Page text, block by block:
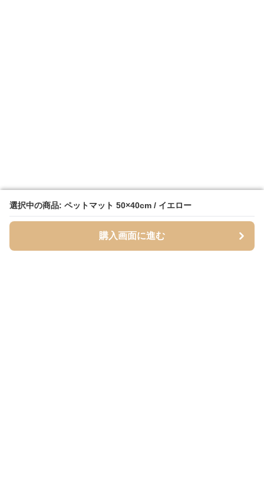
選択中の商品: ペットマット 50×40cm / イエロー
購入画面に進む
選択中の商品: ペットマット 50×40cm / イエロー
購入画面に進む